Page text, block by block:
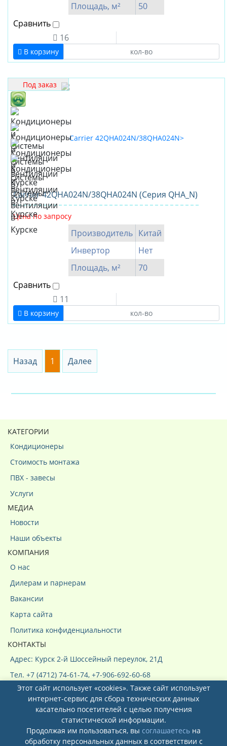
Площадь, м²
50
Сравнить
16
В корзину
Под заказ
Carrier 42QHA024N/38QHA024N (Серия QHA_N)
Цена по запросу
Производитель Китай
Инвертор
Нет
Площадь, м²
70
Сравнить
11
В корзину
Назад 1 Далее
КАТЕГОРИИ
Кондиционеры
Стоимость монтажа
ПВХ - завесы
Услуги
МЕДИА
Новости
Наши объекты
КОМПАНИЯ
О нас
Дилерам и парнерам
Вакансии
Карта сайта
Политика конфиденциальности
КОНТАКТЫ
Адрес: Курск 2-й Шоссейный переулок, 21Д
Тел. +7 (4712) 74-61-74, +7-906-692-60-68
Этот сайт использует «cookies». Также сайт использует
интернет-сервис для сбора технических данных
касательно посетителей с целью получения
статистической информации.
Продолжая им пользоваться, вы соглашаетесь на
обработку персональных данных в соответствии с